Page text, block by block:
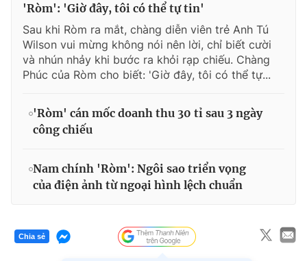
'Ròm': 'Giờ đây, tôi có thể tự tin'
Sau khi Ròm ra mắt, chàng diễn viên trẻ Anh Tú
Wilson vui mừng không nói nên lời, chỉ biết cười
và nhún nhảy khi bước ra khỏi rạp chiếu. Chàng
Phúc của Ròm cho biết: 'Giờ đây, tôi có thể tự...
'Ròm' cán mốc doanh thu 30 tỉ sau 3 ngày
công chiếu
Nam chính 'Ròm': Ngôi sao triển vọng
của điện ảnh từ ngoại hình lệch chuẩn
Chia sẻ